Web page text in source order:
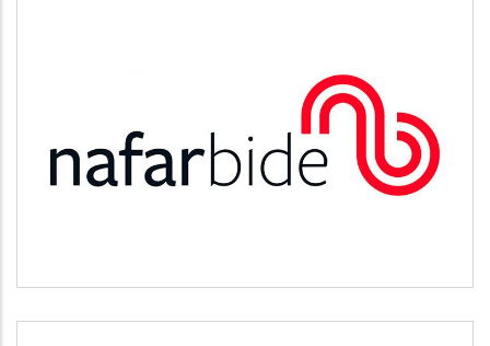
NAFARBIDE
Otros